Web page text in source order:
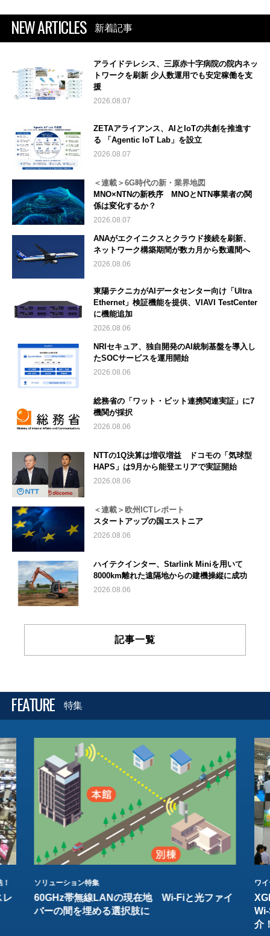
NEW ARTICLES 新着記事
アライドテレシス、三原赤十字病院の院内ネッ
トワークを刷新 少人数運用でも安定稼働を支
援
2026.08.07
ZETAアライアンス、AIとIoTの共創を推進す
る 「Agentic IoT Lab」を設立
2026.08.07
＜連載＞6G時代の新・業界地図
MNO×NTNの新秩序 MNOとNTN事業者の関
係は変化するか？
2026.08.07
ANAがエクイニクスとクラウド接続を刷新、
ネットワーク構築期間が数カ月から数週間へ
2026.08.06
東陽テクニカがAIデータセンター向け「Ultra
Ethernet」検証機能を提供、VIAVI TestCenter
に機能追加
2026.08.06
NRIセキュア、独自開発のAI統制基盤を導入し
たSOCサービスを運用開始
2026.08.06
総務省の「ワット・ビット連携関連実証」に7
機関が採択
2026.08.06
NTTの1Q決算は増収増益 ドコモの「気球型
HAPS」は9月から能登エリアで実証開始
2026.08.06
＜連載＞欧州ICTレポート
スタートアップの国エストニア
2026.08.06
ハイテクインター、Starlink Miniを用いて
8000km離れた遠隔地からの建機操縦に成功
2026.08.06
記事一覧
FEATURE 特集
レ
ソリューション特集
60GHz帯無線LANの現在地 Wi-Fiと光ファイ
バーの間を埋める選択肢に
ワ
介